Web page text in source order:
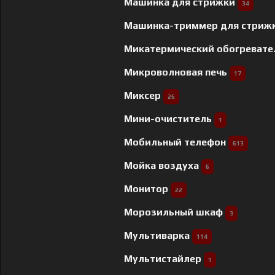
Машинка для стрижки 34
Машинка-триммер для
Микатермический
Микроволновая печь 17
Миксер 26
Мини-очиститель 1
Мобильный телефон 613
Мойка воздуха 6
Монитор 22
Морозильный шкаф 3
Мультиварка 114
Мультистайлер 1